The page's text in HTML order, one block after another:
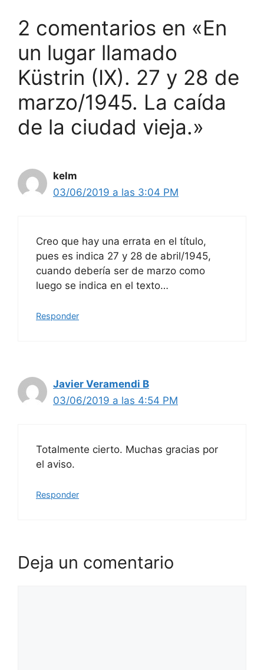
2 comentarios en «En
un lugar llamado
Küstrin (IX). 27 y 28 de
marzo/1945. La caída
de la ciudad vieja.»
kelm
03/06/2019 a las 3:04 PM
Creo que hay una errata en el título,
pues es indica 27 y 28 de abril/1945,
cuando debería ser de marzo como
luego se indica en el texto…
Responder
Javier Veramendi B
03/06/2019 a las 4:54 PM
Totalmente cierto. Muchas gracias por
el aviso.
Responder
Deja un comentario